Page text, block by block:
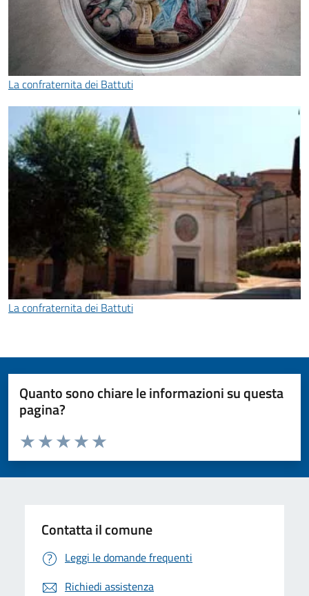
La confraternita dei Battuti
La confraternita dei Battuti
Quanto sono chiare le informazioni su questa
pagina?
Valuta da 1 a 5 stelle la pagina
Valuta 5 stelle su 5
Valuta 4 stelle su 5
Valuta 3 stelle su 5
Valuta 2 stelle su 5
Valuta 1 stelle su 5
Contatta il comune
Leggi le domande frequenti
Richiedi assistenza